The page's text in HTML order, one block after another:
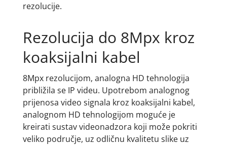
rezolucije.
Rezolucija do 8Mpx kroz
koaksijalni kabel
8Mpx rezolucijom, analogna HD tehnologija
približila se IP videu. Upotrebom analognog
prijenosa video signala kroz koaksijalni kabel,
analognom HD tehnologijom moguće je
kreirati sustav videonadzora koji može pokriti
veliko područje, uz odličnu kvalitetu slike uz